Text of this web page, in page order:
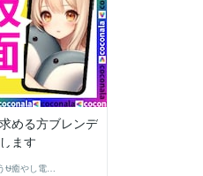
める方ブレンデ
ます
さくらぎ☕りょう⛎癒やし電話相談サロン